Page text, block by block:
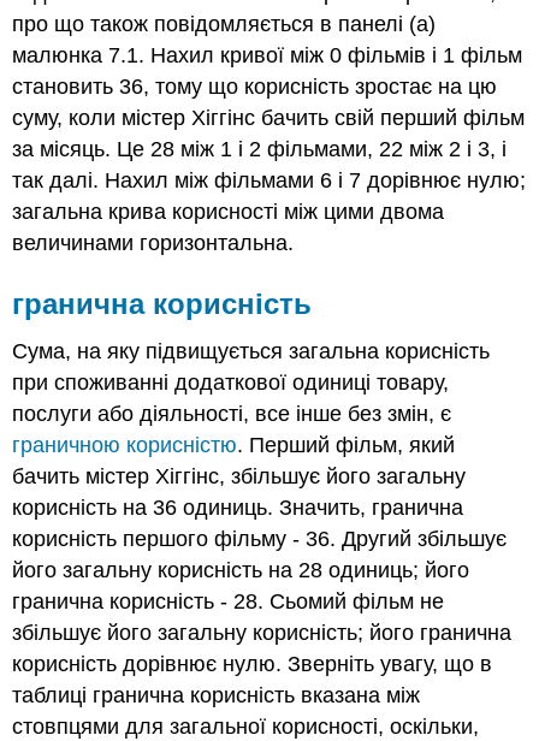
про що також повідомляється в панелі (а)
малюнка 7.1. Нахил кривої між 0 фільмів і 1 фільм
становить 36, тому що корисність зростає на цю
суму, коли містер Хіггінс бачить свій перший фільм
за місяць. Це 28 між 1 і 2 фільмами, 22 між 2 і 3, і
так далі. Нахил між фільмами 6 і 7 дорівнює нулю;
загальна крива корисності між цими двома
величинами горизонтальна.
гранична корисність
Сума, на яку підвищується загальна корисність
при споживанні додаткової одиниці товару,
послуги або діяльності, все інше без змін, є
граничною корисністю. Перший фільм, який
бачить містер Хіггінс, збільшує його загальну
корисність на 36 одиниць. Значить, гранична
корисність першого фільму - 36. Другий збільшує
його загальну корисність на 28 одиниць; його
гранична корисність - 28. Сьомий фільм не
збільшує його загальну корисність; його гранична
корисність дорівнює нулю. Зверніть увагу, що в
таблиці гранична корисність вказана між
стовпцями для загальної корисності, оскільки,